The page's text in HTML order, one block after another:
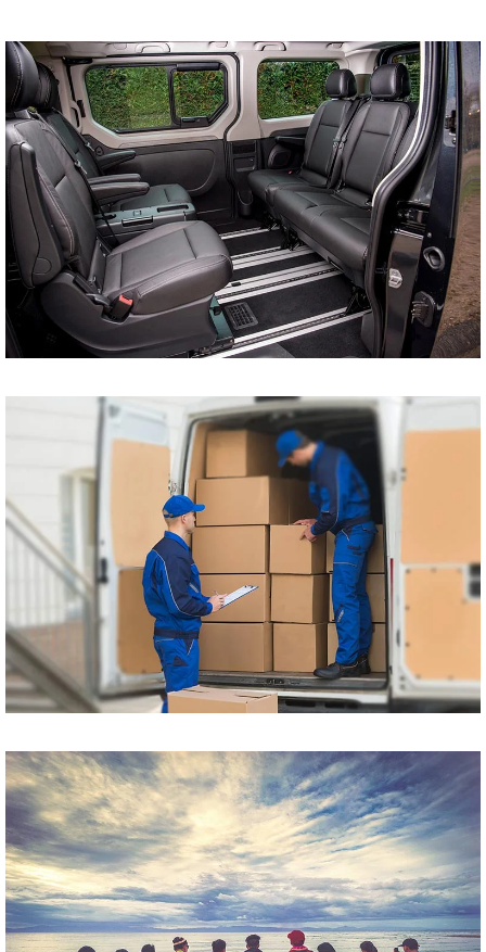
Koszalina Bydgoszczy
Kołobrzegu Piły
Chojnic Tucholi
Więcborka Nakła nad
Notecią Białogardu
Gryfic Sępólna
Krajeńskiego
Człuchowa Szczecinka
Barwic Świdnicy
Trzcianki Złotowa
Czarnkowa Chodzieży
Wałcza z pod adresu
drzwi do drzwi
Przewóz osób
Przewóz paczek